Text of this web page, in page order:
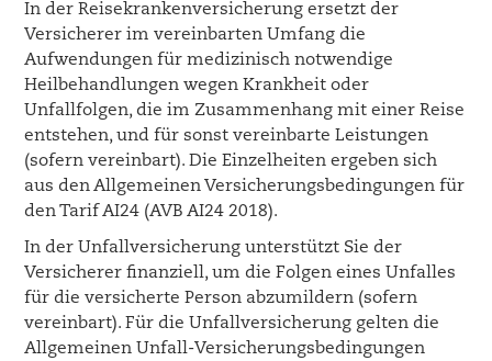
In der Reisekrankenversicherung ersetzt der
Versicherer im vereinbarten Umfang die
Aufwendungen für medizinisch notwendige
Heilbehandlungen wegen Krankheit oder
Unfallfolgen, die im Zusammenhang mit einer Reise
entstehen, und für sonst vereinbarte Leistungen
(sofern vereinbart). Die Einzelheiten ergeben sich
aus den Allgemeinen Versicherungsbedingungen für
den Tarif AI24 (AVB AI24 2018).
In der Unfallversicherung unterstützt Sie der
Versicherer finanziell, um die Folgen eines Unfalles
für die versicherte Person abzumildern (sofern
vereinbart). Für die Unfallversicherung gelten die
Allgemeinen Unfall-Versicherungsbedingungen